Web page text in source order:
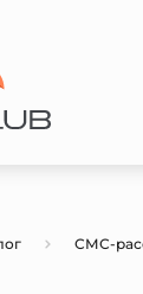
СМС-